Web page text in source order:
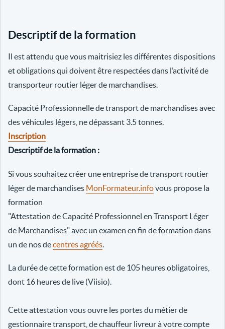
Descriptif de la formation
Il est attendu que vous maitrisiez les différentes dispositions
et obligations qui doivent être respectées dans l’activité de
transporteur routier léger de marchandises.
Capacité Professionnelle de transport de marchandises avec
des véhicules légers, ne dépassant 3.5 tonnes.
Inscription
Descriptif de la formation :
Si vous souhaitez créer une entreprise de transport routier
léger de marchandises MonFormateur.infovous propose la
formation
"Attestation de Capacité Professionnel en Transport Léger
de Marchandises" avec un examen en fin de formation dans
un de nos decentres agréés
La durée de cette formation est de 105 heures obligatoires,
dont 16 heures de live (Viisio).
Cette attestation vous ouvre les portes du métier de
gestionnaire transport, de chauffeur livreur à votre compte